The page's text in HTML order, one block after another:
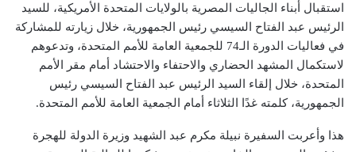
استقبال أبناء الجاليات المصرية بالولايات المتحدة الأمريكية، للسيد
الرئيس عبد الفتاح السيسي رئيس الجمهورية، خلال زيارته للمشاركة
في فعاليات الدورة الـ74 للجمعية العامة للأمم المتحدة، وتدعوهم
لاستكمال المشهد الحضاري والاحتفاء والاحتشاد أمام مقر الأمم
المتحدة، خلال إلقاء السيد الرئيس عبد الفتاح السيسي رئيس
الجمهورية، كلمته غدًا الثلاثاء أمام الجمعية العامة للأمم المتحدة.
هذا وأعربت السفيرة نبيلة مكرم عبد الشهيد وزيرة الدولة للهجرة